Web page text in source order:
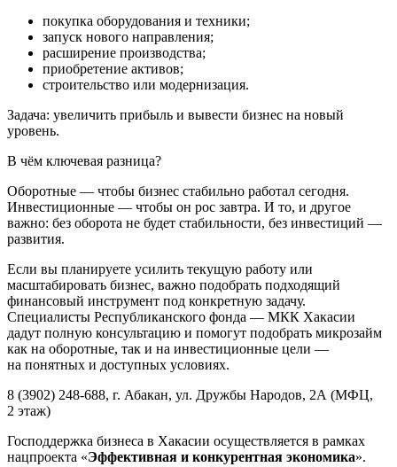
покупка оборудования и техники;
запуск нового направления;
расширение производства;
приобретение активов;
строительство или модернизация.
Задача: увеличить прибыль и вывести бизнес на новый
уровень.
В чём ключевая разница?
Оборотные — чтобы бизнес стабильно работал сегодня.
Инвестиционные — чтобы он рос завтра. И то, и другое
важно: без оборота не будет стабильности, без инвестиций —
развития.
Если вы планируете усилить текущую работу или
масштабировать бизнес, важно подобрать подходящий
финансовый инструмент под конкретную задачу.
Специалисты Республиканского фонда — МКК Хакасии
дадут полную консультацию и помогут подобрать микрозайм
как на оборотные, так и на инвестиционные цели —
на понятных и доступных условиях.
8 (3902) 248-688, г. Абакан, ул. Дружбы Народов, 2А (МФЦ,
2 этаж)
Господдержка бизнеса в Хакасии осуществляется в рамках
нацпроекта «Эффективная и конкурентная экономика».